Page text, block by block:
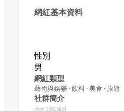
網紅基本資料
性別
男
網紅類型
藝術與娛樂 · 飲料 · 美食 · 旅遊
社群簡介